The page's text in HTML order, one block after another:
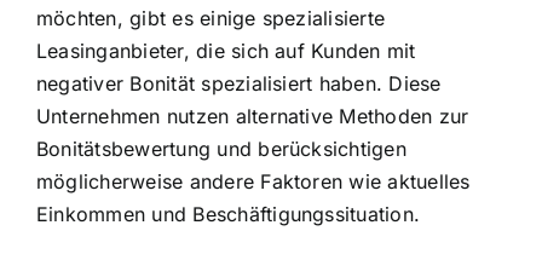
möchten, gibt es einige spezialisierte
Leasinganbieter, die sich auf Kunden mit
negativer Bonität spezialisiert haben. Diese
Unternehmen nutzen alternative Methoden zur
Bonitätsbewertung und berücksichtigen
möglicherweise andere Faktoren wie aktuelles
Einkommen und Beschäftigungssituation.